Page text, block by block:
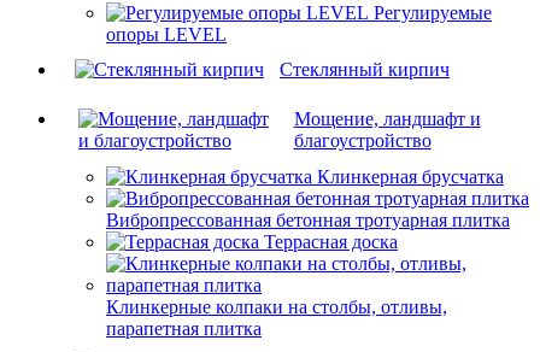
Регулируемые
опоры LEVEL
Cтеклянный кирпич
Мощение, ландшафт и
благоустройство
Клинкерная брусчатка
Вибропрессованная бетонная тротуарная плитка
Террасная доска
Клинкерные колпаки на столбы, отливы,
парапетная плитка